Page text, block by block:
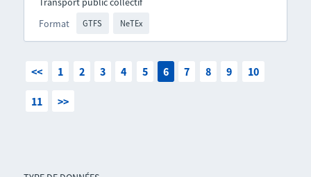
Format GTFS NeTEx
<< 1 2 3 4 5 6 7 8 9 10
11 >>